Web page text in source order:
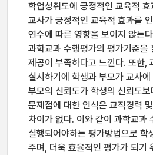
학업성취도에 긍정적인 교육적 효
교사가 긍정적인 교육적 효과를
연수에 따른 영향을 보이지 않는
과학교과 수행평가의 평가기준을
제공이 부족하다고 느낀다. 또한,
실시하기에 학생과 부모가 교사
부모의 신뢰도가 학생의 신뢰도
문제점에 대한 인식은 교직경력
차이가 없다. 이와 같이 과학교과
실행되어야하는 평가방법으로 학
주며, 더욱 효율적인 평가가 되기